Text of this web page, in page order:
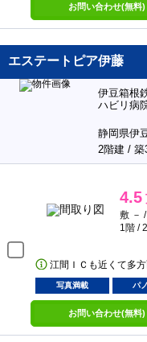
お問い合わせ(無料)
エステートピア伊藤
伊豆箱根
ハビリ病
静岡県伊
2階建 / 築
4.5
敷 －
1階 /
江間ＩＣも近くて多
写真満載 パ
お問い合わせ(無料)